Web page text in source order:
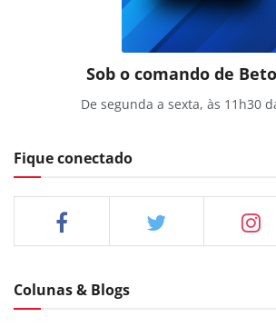
Sob o comando de
De segunda a sexta, às 11h30
Fique conectado
Colunas & Blogs